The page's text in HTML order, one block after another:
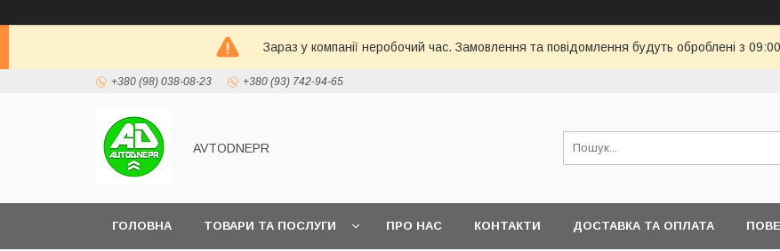
Зараз у компанії неробочий час. Замовлення та повідомлення будуть оброблені з
+380 (98) 038-08-23 +380 (93) 742-94-65
AVTODNEPR
ГОЛОВНА ТОВАРИ ТА ПОСЛУГИ ПРО НАС КОНТАКТИ ДОСТАВКА ТА ОПЛАТА